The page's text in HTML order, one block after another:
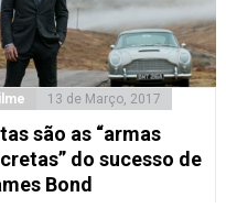
13 de Março, 2017
são as “armas
do sucesso de
Bond